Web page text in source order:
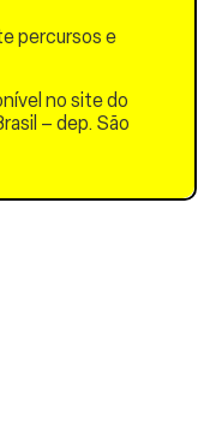
percursos e
no site do
– dep. São